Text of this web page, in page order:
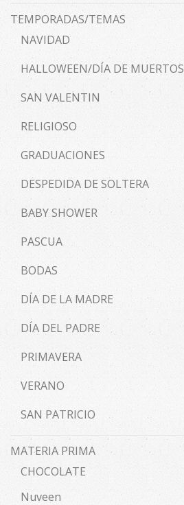
TEMPORADAS/TEMAS
NAVIDAD
HALLOWEEN/DÍA DE MUERTOS
SAN VALENTIN
RELIGIOSO
GRADUACIONES
DESPEDIDA DE SOLTERA
BABY SHOWER
PASCUA
BODAS
DÍA DE LA MADRE
DÍA DEL PADRE
PRIMAVERA
VERANO
SAN PATRICIO
MATERIA PRIMA
CHOCOLATE
Nuveen